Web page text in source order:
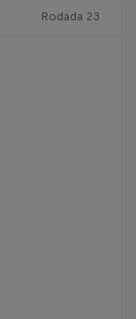
Rodada 23